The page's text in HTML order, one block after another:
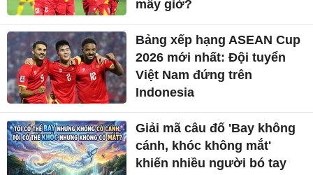
mấy giờ?
Bảng xếp hạng ASEAN Cup
2026 mới nhất: Đội tuyển
Việt Nam đứng trên
Indonesia
Giải mã câu đố 'Bay không
cánh, khóc không mắt'
khiến nhiều người bó tay